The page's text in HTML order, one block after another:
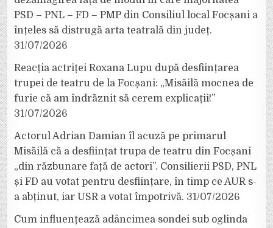
PSD – PNL – FD – PMP din Consiliul local Focșani a
înțeles să distrugă arta teatrală din județ.
31/07/2026
Reacția actriței Roxana Lupu după desființarea
trupei de teatru de la Focșani: „Misăilă mocnea de
furie că am îndrăznit să cerem explicații!”
31/07/2026
Actorul Adrian Damian îl acuză pe primarul
Misăilă că a desființat trupa de teatru din Focșani
„din răzbunare față de actori”. Consilierii PSD, PNL
și FD au votat pentru desființare, în timp ce AUR s-
a abținut, iar USR a votat împotrivă. 31/07/2026
Cum influențează adâncimea sondei sub oglinda